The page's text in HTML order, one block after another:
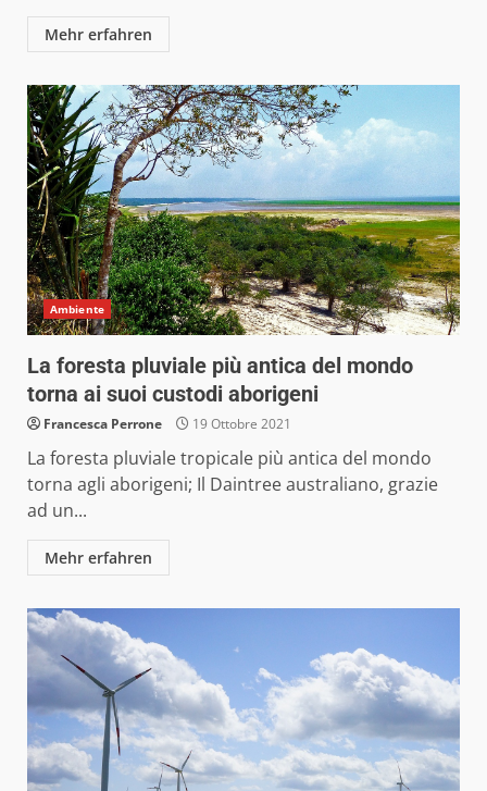
Mehr erfahren
Ambiente
La foresta pluviale più antica del mondo
torna ai suoi custodi aborigeni
Francesca Perrone 19 Ottobre 2021
La foresta pluviale tropicale più antica del mondo
torna agli aborigeni; Il Daintree australiano, grazie
ad un...
Mehr erfahren